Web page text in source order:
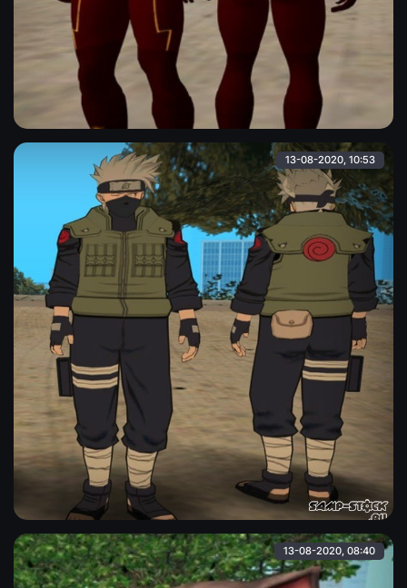
Скин накачанного "супермена" в HQ-качестве.
Alina
13-08-2020, 10:53
Какаши Хатаке
Персонаж "Kakashi" из аниме. MQ-качество.
Alina
13-08-2020, 08:40